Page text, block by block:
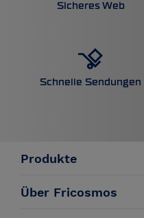
Sicheres Web
Schnelle Sendungen
Produkte
Über Fricosmos